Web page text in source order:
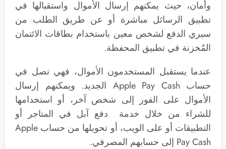
وأمان، حيث يمكنهم إرسال الأموال واستقبالها في
تطبيق الرسائل مباشرة أو عن طريق الطلب من
سيري الدفع لشخص معين باستخدام بطاقات الائتمان
المُخزنة في تطبيق المحفظة.
عندما يستقبل المستخدمون الأموال، فهي تصل في
حساب Apple Pay Cash الجديد. ويمكنهم إرسال
الأموال على الفور إلى شخص آخر، أو استخدامها
للشراء من خلال خدمة دفع آبل في المتاجر أو
التطبيقات أو على الويب، أو تحويلها من حساب Apple
Pay Cash إلى حسابهم المصرفي.